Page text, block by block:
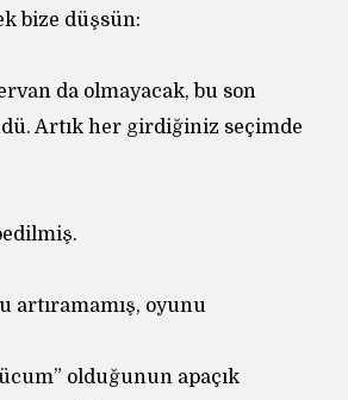
bize düşsün:
da olmayacak, bu son
Artık her girdiğiniz seçimde
artıramamış, oyunu
olduğunun apaçık